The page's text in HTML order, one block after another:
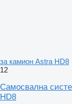
за камион Astra HD8
12
Самосвална
HD8